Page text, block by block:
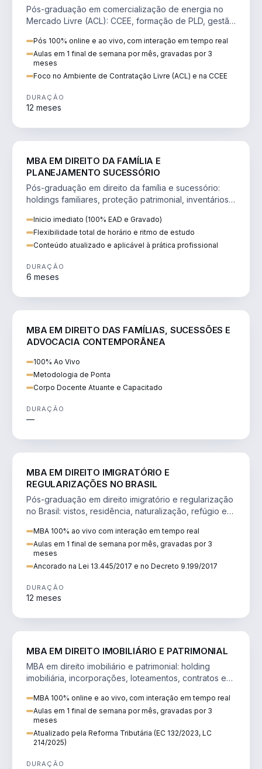
Pós-graduação em comercialização de energia no
Mercado Livre (ACL): CCEE, formação de PLD, gestão
Pós 100% online e ao vivo, com interação em tempo real
Aulas em 1 final de semana por mês, gravadas por 3
meses
Foco no Ambiente de Contratação Livre (ACL) e na CCEE
DURAÇÃO
12 meses
MBA EM DIREITO DA FAMÍLIA E
PLANEJAMENTO SUCESSÓRIO
Pós-graduação em direito da família e sucessório:
holdings familiares, proteção patrimonial, inventários
Inicio imediato (100% EAD e Gravado)
Flexibilidade total de horário e ritmo de estudo
Conteúdo atualizado e aplicável à prática profissional
DURAÇÃO
6 meses
MBA EM DIREITO DAS FAMÍLIAS, SUCESSÕES E
ADVOCACIA CONTEMPORÂNEA
100% Ao Vivo
Metodologia de Ponta
Corpo Docente Atuante e Capacitado
DURAÇÃO
—
MBA EM DIREITO IMIGRATÓRIO E
REGULARIZAÇÕES NO BRASIL
Pós-graduação em direito imigratório e regularização
no Brasil: vistos, residência, naturalização, refúgio e
MBA 100% ao vivo com interação em tempo real
Aulas em 1 final de semana por mês, gravadas por 3
meses
Ancorado na Lei 13.445/2017 e no Decreto 9.199/2017
DURAÇÃO
12 meses
MBA EM DIREITO IMOBILIÁRIO E PATRIMONIAL
MBA em direito imobiliário e patrimonial: holding
imobiliária, incorporações, loteamentos, contratos e
MBA 100% online e ao vivo, com interação em tempo real
Aulas em 1 final de semana por mês, gravadas por 3
meses
Atualizado pela Reforma Tributária (EC 132/2023, LC
214/2025)
DURAÇÃO